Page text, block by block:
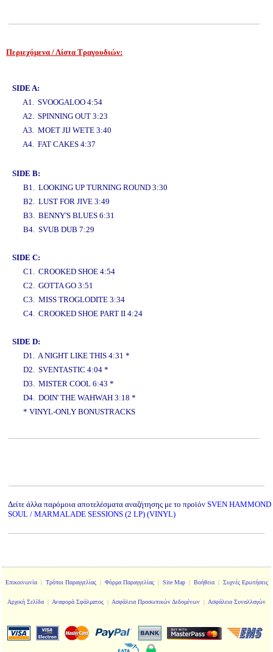
Περιεχόμενα / Λίστα Τραγουδιών:
SIDE A:
A1. SVOOGALOO 4:54
A2. SPINNING OUT 3:23
A3. MOET JIJ WETE 3:40
A4. FAT CAKES 4:37
SIDE B:
B1. LOOKING UP TURNING ROUND 3:30
B2. LUST FOR JIVE 3:49
B3. BENNY'S BLUES 6:31
B4. SVUB DUB 7:29
SIDE C:
C1. CROOKED SHOE 4:54
C2. GOTTA GO 3:51
C3. MISS TROGLODITE 3:34
C4. CROOKED SHOE PART II 4:24
SIDE D:
D1. A NIGHT LIKE THIS 4:31 *
D2. SVENTASTIC 4:04 *
D3. MISTER COOL 6:43 *
D4. DOIN' THE WAHWAH 3:18 *
* VINYL-ONLY BONUSTRACKS
Δείτε άλλα παρόμοια αποτελέσματα αναζήτησης με το προϊόν SVEN HAMMOND
SOUL / MARMALADE SESSIONS (2 LP) (VINYL)
Επικοινωνία| Τρόποι Παραγγελίας| Φόρμα Παραγγελίας| Site Map| Βοήθεια| Συχνές Ερωτήσεις
Αρχική Σελίδα | Αναφορά Σφάλματος | Ασφάλεια Προσωπικών Δεδομένων | Ασφάλεια Συναλλαγών